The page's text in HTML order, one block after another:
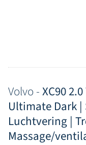
Volvo -XC90
Ultimate Dark |
Luchtvering |
Massage/